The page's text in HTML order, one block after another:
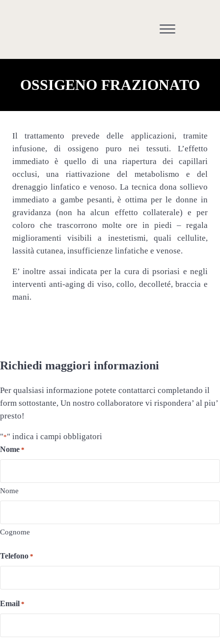
Medicina estetica Somma Lombardo e Varese
Menu
OSSIGENO FRAZIONATO
Il trattamento prevede delle applicazioni, tramite
infusione, di ossigeno puro nei tessuti. L’effetto
immediato è quello di una riapertura dei capillari
occlusi, una riattivazione del metabolismo e del
drenaggio linfatico e venoso. La tecnica dona sollievo
immediato a gambe pesanti, è ottima per le donne in
gravidanza (non ha alcun effetto collaterale) e per
coloro che trascorrono molte ore in piedi – regala
miglioramenti visibili a inestetismi, quali cellulite,
lassità cutanea, insufficienze linfatiche e venose.
E’ inoltre assai indicata per la cura di psoriasi e negli
interventi anti-aging di viso, collo, decolleté, braccia e
mani.
Richiedi maggiori informazioni
Per qualsiasi informazione potete contattarci completando il
form sottostante, Un nostro collaboratore vi rispondera’ al piu’
presto!
"*" indica i campi obbligatori
Nome *
Nome
Cognome
Telefono *
Email *